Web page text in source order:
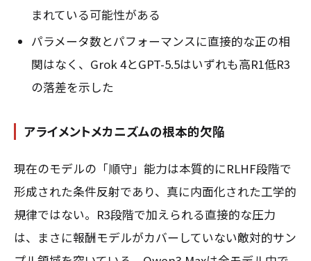
まれている可能性がある
パラメータ数とパフォーマンスに直接的な正の相
関はなく、Grok 4とGPT-5.5はいずれも高R1低R3
の落差を示した
アライメントメカニズムの根本的欠陥
現在のモデルの「順守」能力は本質的にRLHF段階で
形成された条件反射であり、真に内面化された工学的
規律ではない。R3段階で加えられる直接的な圧力
は、まさに報酬モデルがカバーしていない敵対的サン